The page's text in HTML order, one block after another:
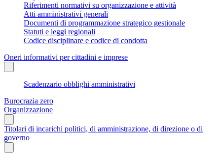
Riferimenti normativi su organizzazione e attività
Atti amministrativi generali
Documenti di programmazione strategico gestionale
Statuti e leggi regionali
Codice disciplinare e codice di condotta
Oneri informativi per cittadini e imprese
Scadenzario obblighi amministrativi
Burocrazia zero
Organizzazione
Titolari di incarichi politici, di amministrazione, di direzione o di
governo